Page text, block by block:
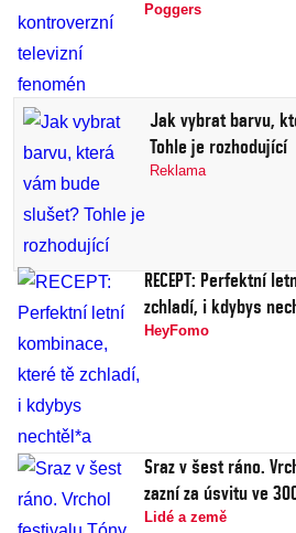
Poggers
Jak vybrat barvu,
Tohle je rozhodující
Reklama
RECEPT: Perfektní
zchladí, i kdybys
HeyFomo
Sraz v šest ráno.
zazní za úsvitu ve
Lidé a země